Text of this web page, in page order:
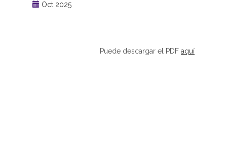
Oct 2025
Puede descargar el PDF aquí